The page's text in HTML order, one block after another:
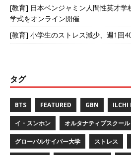
[教育] 日本ベンジャミン人間性英才学
学式をオンライン開催
[教育] 小学生のストレス減少、週1回
タグ
BTS FEATURED GBN ILCHI
イ・スンホン オルタナティブスクール
グローバルサイバー大学 ストレス